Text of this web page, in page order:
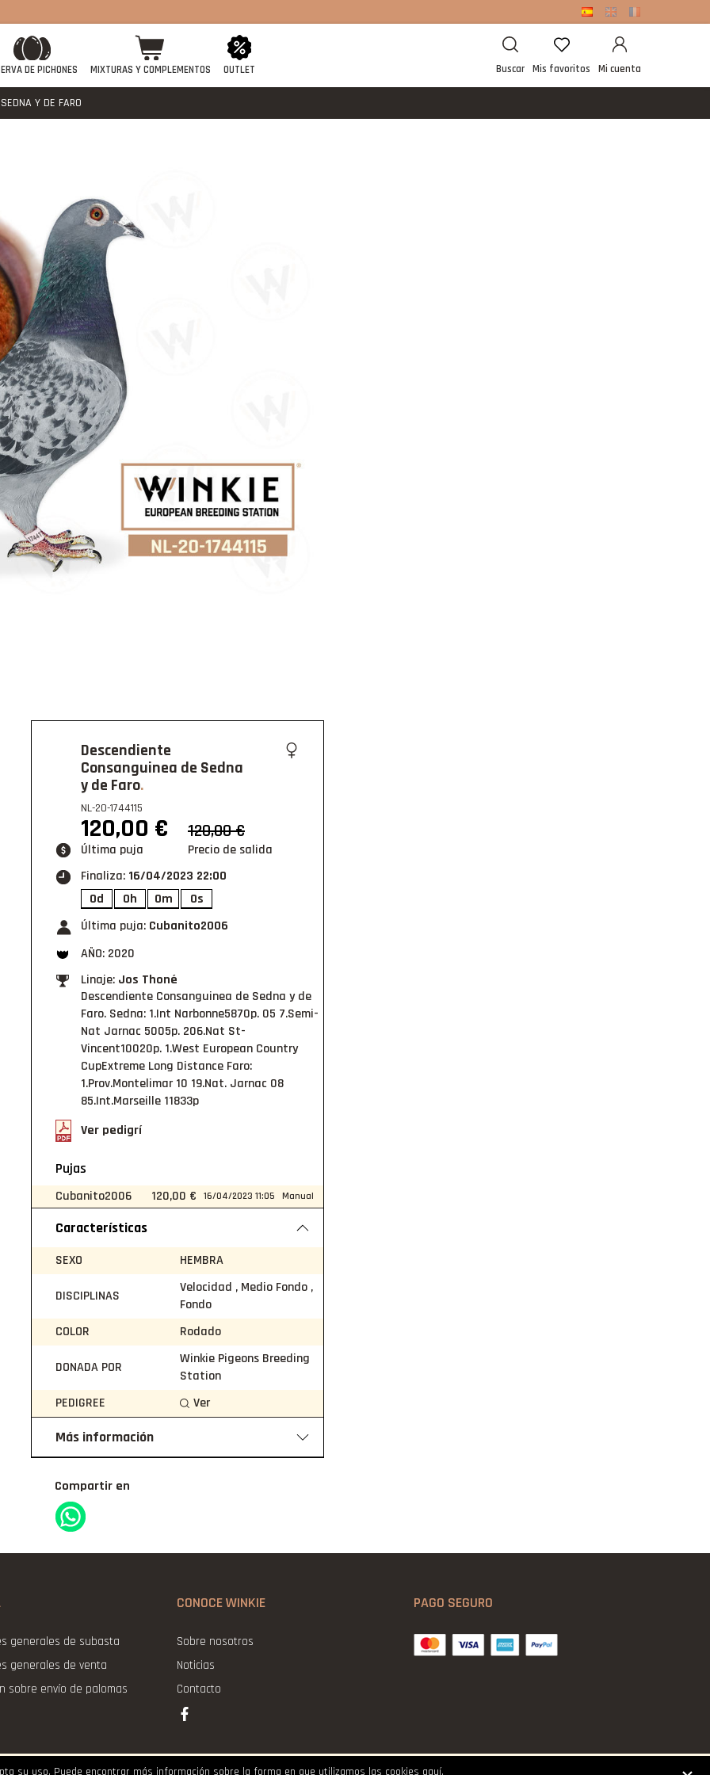
DE PICHONES MIXTURAS Y COMPLEMENTOS OUTLET Mi cuenta
Mis favoritos
Buscar
Y DE FARO
Descendiente
Consanguinea de Sedna
y de Faro
NL-20-1744115
120,00 € 120,00€
Última puja
Precio de salida
Finaliza: 16/04/2023 22:00
0d
0h 0m
0s
Última puja: Cubanito2006
AÑO: 2020
Linaje: Jos Thoné
Descendiente Consanguinea de Sedna y de
Faro. Sedna: 1.Int Narbonne5870p. 05 7.Semi-
Nat Jarnac 5005p. 206.Nat St-
Vincent10020p. 1.West European Country
CupExtreme Long Distance Faro:
1.Prov.Montelimar 10 19.Nat. Jarnac 08
85.Int.Marseille 11833p
Ver pedigrí
Pujas
Cubanito2006 120,00 € 16/04/2023 11:05 Manual
Características
SEXO HEMBRA
DISCIPLINAS
Velocidad , Medio Fondo ,
Fondo
COLOR
Rodado
DONADA POR
Winkie Pigeons Breeding
Station
PEDIGREE
Ver
Más información
Compartir en
generales de subasta
generales de venta
sobre envío de palomas
CONOCE WINKIE
Sobre nosotros
Noticias
Contacto
PAGO SEGURO
Copyright 2021 ©Winkie Pigeons |Aviso Legal|Cookies|Privacidad
su uso. Puede encontrar más información sobre la forma en que utilizamos las cookies aquí.